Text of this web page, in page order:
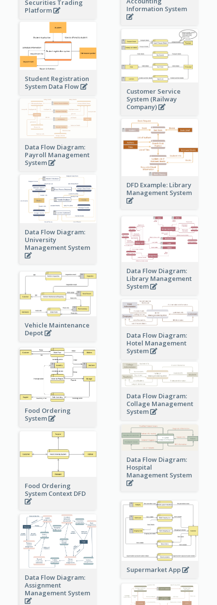
Information System
Securities Trading
Platform
Student Registration
System Data Flow
Customer Service
System (Railway
Company)
Data Flow Diagram:
Payroll Management
System
DFD Example: Library
Management System
Data Flow Diagram:
University
Management System
Data Flow Diagram:
Library Management
System
Vehicle Maintenance
Depot
Data Flow Diagram:
Hotel Management
System
Food Ordering
System
Data Flow Diagram:
Collage Management
System
Data Flow Diagram:
Hospital
Management System
Food Ordering
System Context DFD
Supermarket App
Data Flow Diagram:
Assignment
Management System